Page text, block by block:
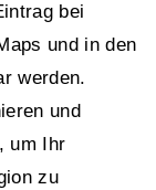
bei
und in den
werden.
und
um Ihr
zu